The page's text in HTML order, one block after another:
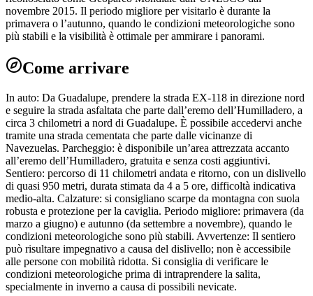
novembre 2015. Il periodo migliore per visitarlo è durante la
primavera o l’autunno, quando le condizioni meteorologiche sono
più stabili e la visibilità è ottimale per ammirare i panorami.
Come arrivare
In auto: Da Guadalupe, prendere la strada EX-118 in direzione nord
e seguire la strada asfaltata che parte dall’eremo dell’Humilladero, a
circa 3 chilometri a nord di Guadalupe. È possibile accedervi anche
tramite una strada cementata che parte dalle vicinanze di
Navezuelas. Parcheggio: è disponibile un’area attrezzata accanto
all’eremo dell’Humilladero, gratuita e senza costi aggiuntivi.
Sentiero: percorso di 11 chilometri andata e ritorno, con un dislivello
di quasi 950 metri, durata stimata da 4 a 5 ore, difficoltà indicativa
medio-alta. Calzature: si consigliano scarpe da montagna con suola
robusta e protezione per la caviglia. Periodo migliore: primavera (da
marzo a giugno) e autunno (da settembre a novembre), quando le
condizioni meteorologiche sono più stabili. Avvertenze: Il sentiero
può risultare impegnativo a causa del dislivello; non è accessibile
alle persone con mobilità ridotta. Si consiglia di verificare le
condizioni meteorologiche prima di intraprendere la salita,
specialmente in inverno a causa di possibili nevicate.